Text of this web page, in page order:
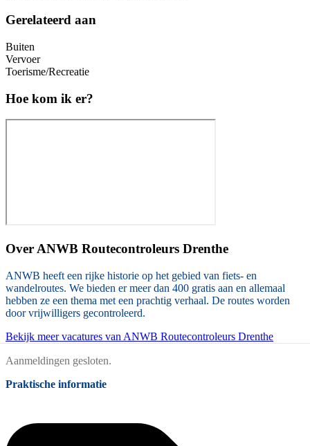
Gerelateerd aan
Buiten
Vervoer
Toerisme/Recreatie
Hoe kom ik er?
Over ANWB Routecontroleurs Drenthe
ANWB heeft een rijke historie op het gebied van fiets- en
wandelroutes. We bieden er meer dan 400 gratis aan en allemaal
hebben ze een thema met een prachtig verhaal. De routes worden
door vrijwilligers gecontroleerd.
Bekijk meer vacatures van ANWB Routecontroleurs Drenthe
Aanmeldingen gesloten.
Praktische informatie